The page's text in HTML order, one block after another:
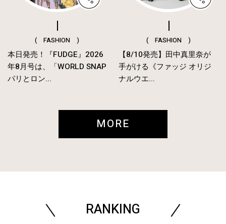
( FASHION )
本日発売！『FUDGE』2026
年8月号は、「WORLD SNAP
パリとロン...
( FASHION )
【8/10発売】田中真里奈が
手がける《ファッジ オリジ
ナルウエ...
MORE
RANKING